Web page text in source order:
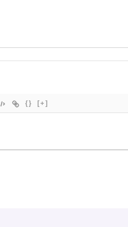
{} [+]